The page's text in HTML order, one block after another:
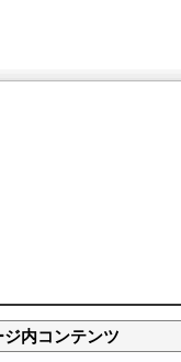
ジ内コンテンツ